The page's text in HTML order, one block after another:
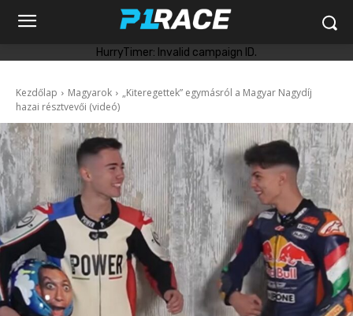
HurryTimer: Invalid campaign ID.
Kezdőlap Magyarok
„Kiteregettek” egymásról a Magyar Nagydíj
hazai résztvevői (videó)